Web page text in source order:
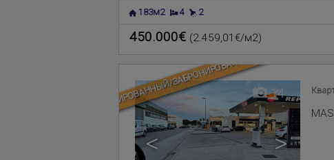
183м2 4 2
450.000€ (2.459,01€/м2)
ЗАБРОНИРОВАННЫЙ/ЗАБРОНИРОВАННАЯ
< >
14